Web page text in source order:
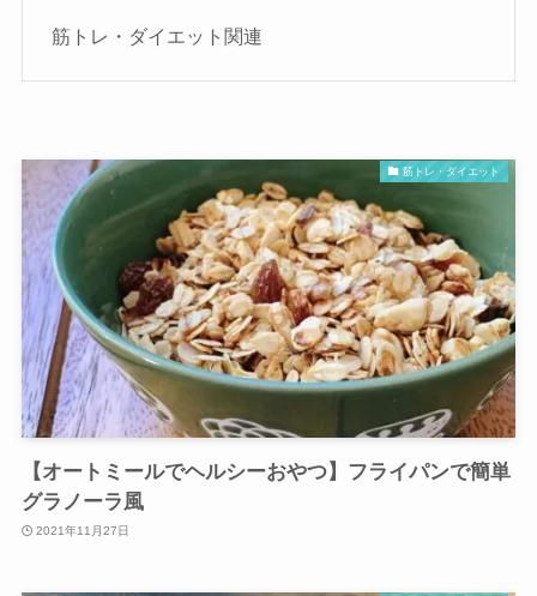
筋トレ・ダイエット関連
筋トレ・ダイエット
【オートミールでヘルシーおやつ】フライパンで簡単
グラノーラ風
2021年11月27日